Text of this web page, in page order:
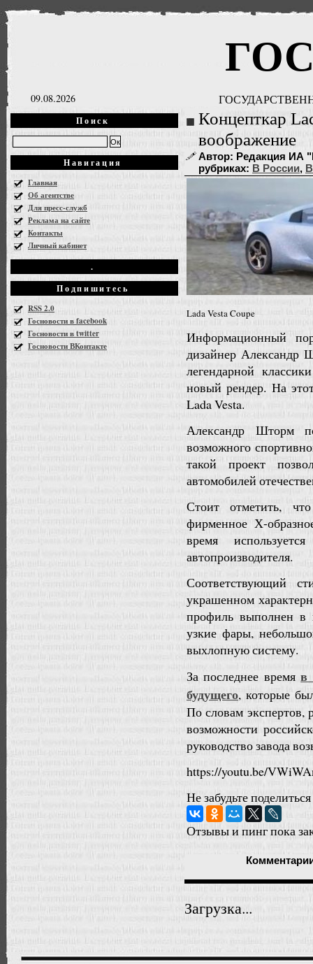
09.08.2026
Поиск
Навигация
Главная
Об агентстве
Для пресс-служб
Реклама на сайте
Контакты
Личный кабинет
.
Подпишитесь
RSS 2.0
Госновости в facebook
Госновости в twitter
Госновости ВКонтакте
Концепткар
воображение
Автор: Редакция ИА
рубриках: В России,
Lada Vesta Coupe
Информационный
дизайнер Александр
легендарной
новый рендер. На
Lada Vesta.
Александр Шторм
возможного
такой проект
автомобилей
Стоит отметить,
фирменное Х-
время
автопроизводителя.
Соответствующий
украшенном
профиль выполнен в
узкие фары,
выхлопную систему.
За последнее времяв
будущего, которые
По словам экспертов,
возможности
руководство завода
https://youtu.be/
Не забудьте
Отзывы и пинг пока
Загрузка...